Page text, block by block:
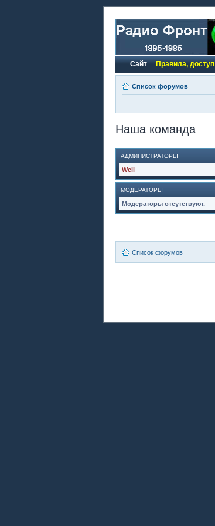
Сайт Правила, доступ
Список форумов
Наша команда
АДМИНИСТРАТОРЫ
Well
МОДЕРАТОРЫ
Модераторы отсутствуют.
Список форумов